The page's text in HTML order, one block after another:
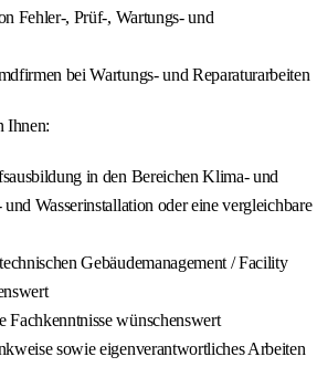
Fehler-, Prüf-, Wartungs- und
bei Wartungs- und Reparaturarbeiten
Ihnen:
in den Bereichen Klima- und
Wasserinstallation oder eine vergleichbare
Gebäudemanagement / Facility
Fachkenntnisse wünschenswert
sowie eigenverantwortliches Arbeiten